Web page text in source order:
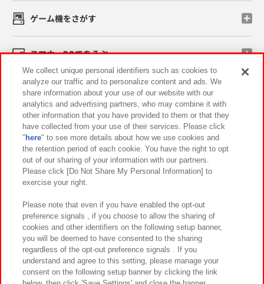
ゲーム機をさがす
スマホ・PCであそぶ
イベント・キャンペーン
関連会社 サステナビリティ サイトポリシー
プライバシーポリシー ウェブアクセシビリティ方針と検証結果
お取引先さまとともに
カスタマーハラスメント対応方針 よくあるご質問・お問い合わせ
We collect unique personal identifiers such as cookies to
analyze our traffic and to personalize content and ads. We
share information about your use of our website with our
analytics and advertising partners, who may combine it with
other information that you have provided to them or that they
have collected from your use of their services. Please click
" here" to see more details about how we use cookies and
the retention period of each cookie. You have the right to opt
out of our sharing of your information with our partners.
Please click [Do Not Share My Personal Information] to
exercise your right.
Please note that even if you have enabled the opt-out
preference signals , if you choose to allow the sharing of
cookies and other identifiers on the following setup banner,
you will be deemed to have consented to the sharing
regardless of the opt-out preference signals . If you
understand and agree to this setting, please manage your
consent on the following setup banner by clicking the link